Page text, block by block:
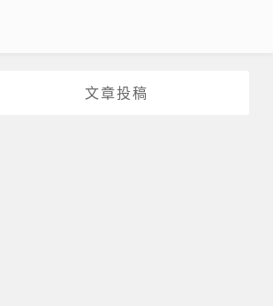
文章投稿